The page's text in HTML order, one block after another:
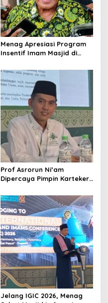
Menag Apresiasi Program
Insentif Imam Masjid di
Model Nasional
Prof Asrorun Ni’am
Dipercaya Pimpin Karteker
Regenerasi Kepemimpinan
NU
Jelang IGIC 2026, Menag